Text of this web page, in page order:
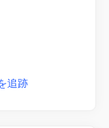
追跡